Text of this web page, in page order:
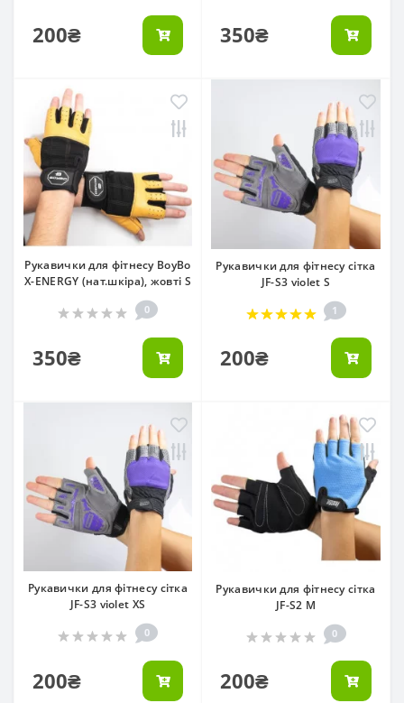
200₴ 350₴
Рукавички для фітнесу BoyBo
X-ENERGY (нат.шкіра), жовті S
0
350₴
Рукавички для фітнесу сітка
JF-S3 violet S
1
200₴
Рукавички для фітнесу сітка
JF-S3 violet XS
0
200₴
Рукавички для фітнесу сітка
JF-S2 M
0
200₴